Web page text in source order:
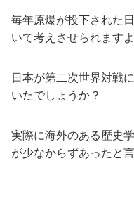
毎年原爆が投下された
いて考えさせられますよ
日本が第二次世界対戦
いたでしょうか？
実際に海外のある歴史
が少なからずあったと